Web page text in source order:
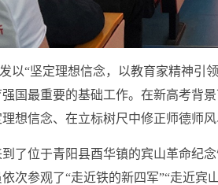
“坚定理想信念，以教育家精神引
国最重要的基础工作。在新高考背
想信念、在立标树尺中修正师德师
位于青阳县酉华镇的宾山革命纪念
次参观了“走近铁的新四军”“走近宾